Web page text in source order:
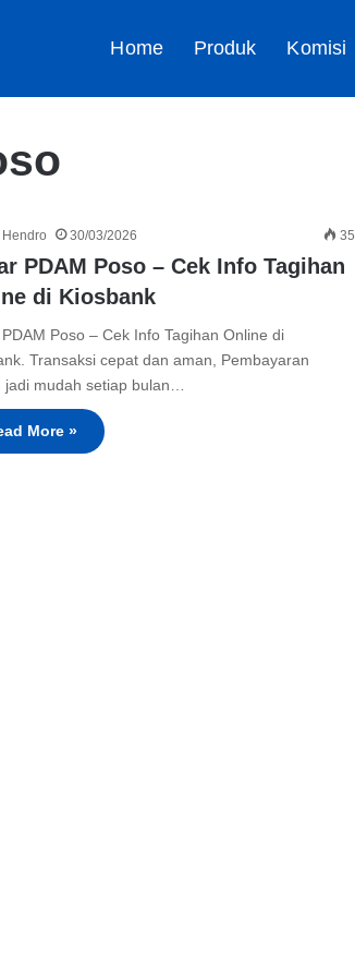
Home Produk Komisi
Hendro 30/03/2026 35
PDAM Poso – Cek Info Tagihan
di Kiosbank
Poso – Cek Info Tagihan Online di
Transaksi cepat dan aman, Pembayaran
jadi mudah setiap bulan…
More »